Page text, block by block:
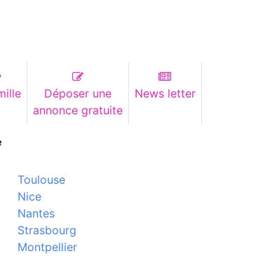
Déposer une
annonce gratuite
News letter
Toulouse
Nice
Nantes
Strasbourg
Montpellier